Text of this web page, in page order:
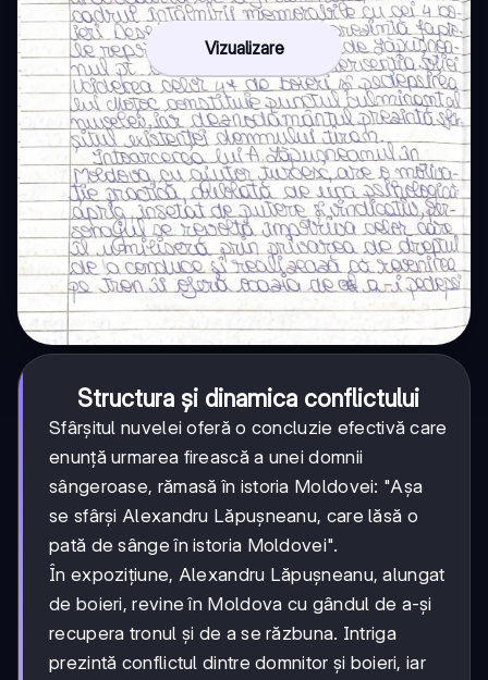
Vizualizare
Structura și dinamica conflictului
Sfârșitul nuvelei oferă o concluzie efectivă care
enunță urmarea firească a unei domnii
sângeroase, rămasă în istoria Moldovei: "Așa
se sfârși Alexandru Lăpușneanu, care lăsă o
pată de sânge în istoria Moldovei".
În expozițiune, Alexandru Lăpușneanu, alungat
de boieri, revine în Moldova cu gândul de a-și
recupera tronul și de a se răzbuna. Intriga
prezintă conflictul dintre domnitor și boieri, iar